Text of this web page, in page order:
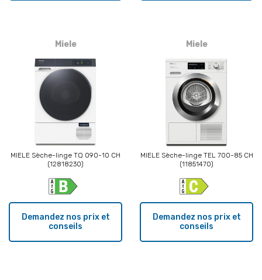
Miele
MIELE Sèche-linge TQ 090-10 CH
(12818230)
Demandez nos prix et
conseils
Miele
MIELE Sèche-linge TEL 700-85 CH
(11851470)
Demandez nos prix et
conseils